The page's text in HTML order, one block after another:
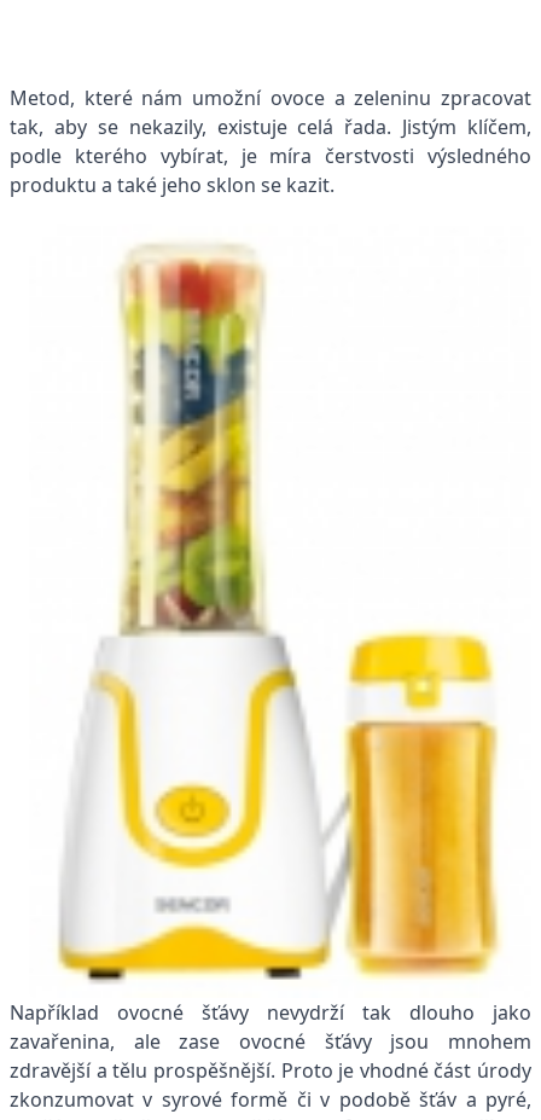
Metod, které nám umožní ovoce a zeleninu zpracovat
tak, aby se nekazily, existuje celá řada. Jistým klíčem,
podle kterého vybírat, je míra čerstvosti výsledného
produktu a také jeho sklon se kazit.
Například ovocné šťávy nevydrží tak dlouho jako
zavařenina, ale zase ovocné šťávy jsou mnohem
zdravější a tělu prospěšnější. Proto je vhodné část úrody
zkonzumovat v syrové formě či v podobě šťáv a pyré,